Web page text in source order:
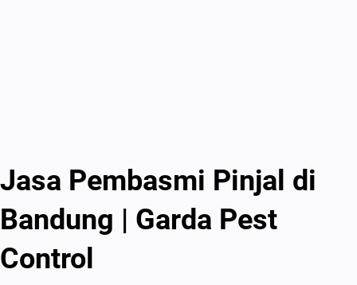
Jasa Pembasmi Pinjal di
Bandung | Garda Pest
Control